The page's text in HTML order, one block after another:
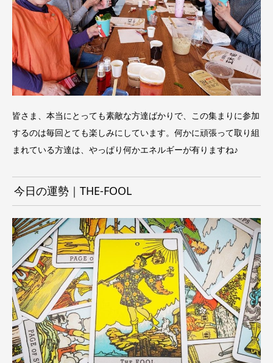
皆さま、本当にとっても素敵な方達ばかりで、この集まりに参加
するのは毎回とても楽しみにしています。何かに頑張って取り組
まれている方達は、やっぱり何かエネルギーが有りますね♪
今日の運勢｜THE-FOOL